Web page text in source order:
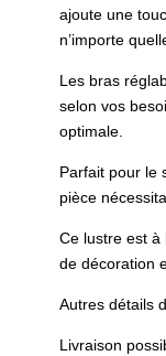
ajoute une
n’importe
Les bras
selon vos
optimale.
Parfait pour le
pièce
Ce lustre est à
de décoration
Autres détails
Livraison